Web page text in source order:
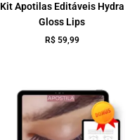
Kit Apotilas Editáveis Hydra
Gloss Lips
R$59,99